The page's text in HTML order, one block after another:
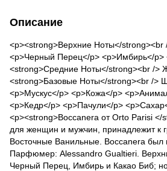
Описание
<p><strong>Верхние Ноты</
<p>Черный Перец</p> <p>Имбирь</p>
<strong>Средние Ноты</strong><br />
<strong>Базовые Ноты</strong><br />
<p>Мускус</p> <p>Кожа</p>
<p>Кедр</p> <p>Пачули</p>
<p><strong>Boccanera от Orto Parisi
для женщин и мужчин, принадлежит к
Восточные Ванильные. Boccanera был
Парфюмер: Alessandro Gualtieri.
Черный Перец, Имбирь и Какао Биб;